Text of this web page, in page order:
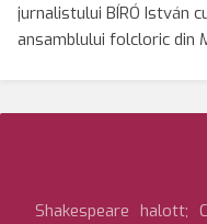
jurnalistului BÍRÓ István
ansamblului folcloric din
Shakespeare